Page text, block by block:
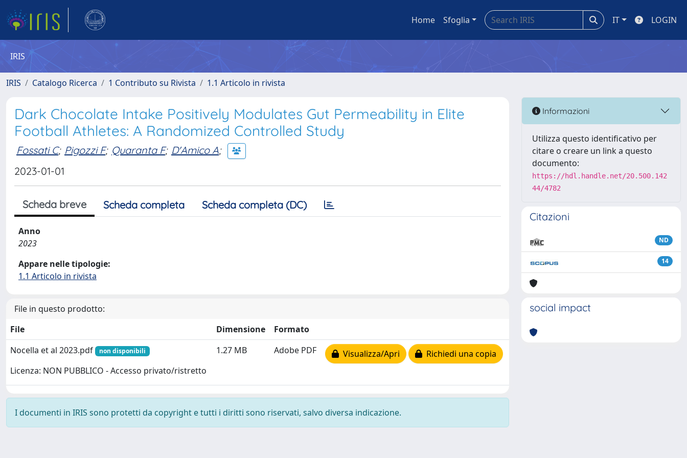
Home Sfoglia IT LOGIN
IRIS
IRIS Catalogo Ricerca 1 Contributo su Rivista 1.1 Articolo in rivista
Dark Chocolate Intake Positively Modulates Gut Permeability in Elite
Football Athletes: A Randomized Controlled Study
Fossati C; Pigozzi F; Quaranta F; D'Amico A;
2023-01-01
Scheda breve Scheda completa Scheda completa (DC)
Anno
2023
Appare nelle tipologie:
1.1 Articolo in rivista
File in questo prodotto:
File
Dimensione
Formato
Nocella et al 2023.pdf
non disponibili
Licenza: NON PUBBLICO - Accesso privato/ristretto
1.27 MB Adobe PDF Visualizza/Apri Richiedi una copia
I documenti in IRIS sono protetti da copyright e tutti i diritti sono riservati, salvo diversa indicazione.
Informazioni
Utilizza questo identificativo per
citare o creare un link a questo
documento:
https://hdl.handle.net/20.500.142
44/4782
Citazioni
ND
14
social impact